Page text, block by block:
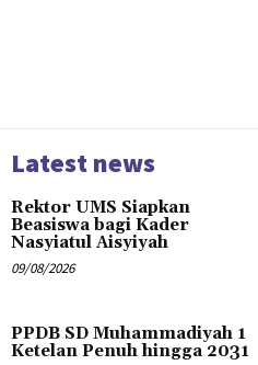
Latest news
Rektor UMS Siapkan
Beasiswa bagi Kader
Nasyiatul Aisyiyah
09/08/2026
PPDB SD Muhammadiyah 1
Ketelan Penuh hingga 2031